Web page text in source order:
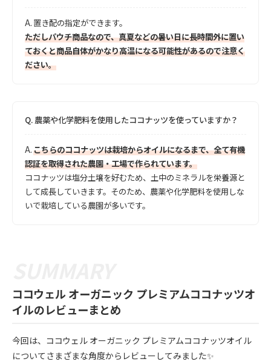
A. 置き配の指定ができます。
ただしパウチ商品なので、真夏などの暑い日に長時間外に置い
ておくと商品自体がかなり高温になる可能性があるので注意く
ださい。
Q. 農薬や化学肥料を使用したココナッツを使っていますか？
A.こちらのココナッツは栽培からオイルになるまで、全て有機
認証を取得された農園・工場で作られています。
ココナッツは塩分土壌を好むため、土中のミネラルを栄養源と
して成長していきます。そのため、農薬や化学肥料を使用しな
いで栽培している農園が多いです。
ココウェル オーガニック プレミアムココナッツオ
イルのレビューまとめ
今回は、ココウェル オーガニック プレミアムココナッツオイル
についてさまざまな角度からレビューしてみました✨